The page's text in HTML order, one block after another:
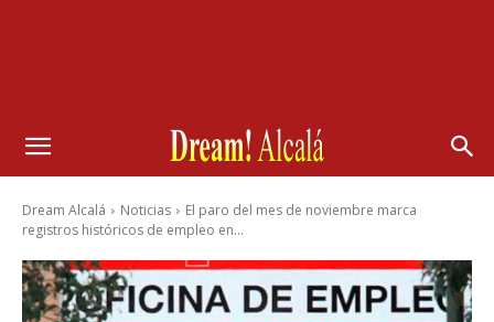
Dream Alcalá Noticias
El paro del mes de noviembre marca
registros históricos de empleo en...